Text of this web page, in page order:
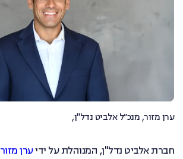
ערן מזור, מנכ״ל אלביט נדל"ן,
חברת אלביט נדל"ן, המנוהלת על ידיערן מזור